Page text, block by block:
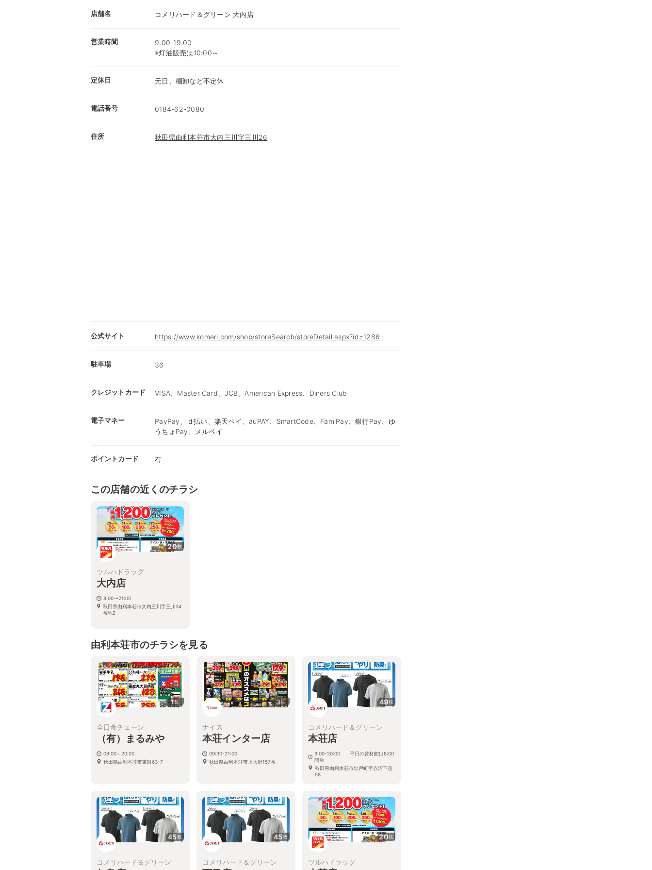
店舗名 コメリハード＆グリーン 大内店
営業時間
9:00-19:00
※灯油販売は10:00～
定休日 元日、棚卸など不定休
電話番号 0184-62-0080
住所 秋田県由利本荘市大内三川字三川26
公式サイト https://www.komeri.com/shop/storeSearch/storeDetail.aspx?id=1286
駐車場 36
クレジットカード VISA、Master Card、JCB、American Express、Diners Club
電子マネー
PayPay、ｄ払い、楽天ペイ、auPAY、SmartCode、FamiPay、銀行Pay、ゆ
うちょPay、メルペイ
ポイントカード 有
この店舗の近くのチラシ
20枚
ツルハドラッグ
大内店
8:00〜21:00
秋田県由利本荘市大内三川字三川34
番地2
由利本荘市のチラシを見る
1枚
全日食チェーン
（有）まるみや
08:00～20:00
秋田県由利本荘市東町63-7
3枚
ナイス
本荘インター店
09:30-21:00
秋田県由利本荘市上大野157番
49枚
コメリハード＆グリーン
本荘店
9:00-20:00 平日の資材館は8:00
開店
秋田県由利本荘市出戸町字赤沼下道
58
45枚
コメリハード＆グリーン
45枚
コメリハード＆グリーン
20枚
ツルハドラッグ